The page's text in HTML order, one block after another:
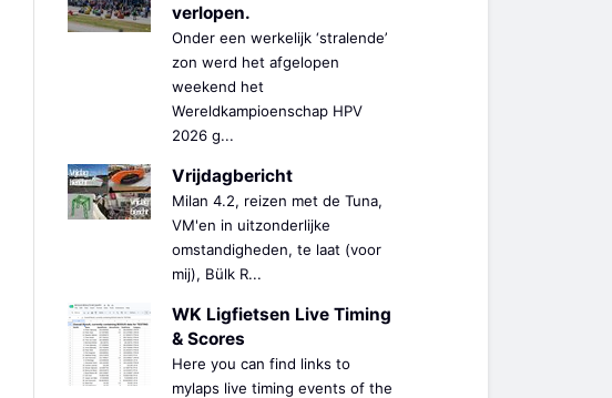
verlopen.
Onder een werkelijk ‘stralende’
zon werd het afgelopen
weekend het
Wereldkampioenschap HPV
2026 g...
Vrijdagbericht
Milan 4.2, reizen met de Tuna,
VM'en in uitzonderlijke
omstandigheden, te laat (voor
mij), Bülk R...
WK Ligfietsen Live Timing
& Scores
Here you can find links to
mylaps live timing events of the